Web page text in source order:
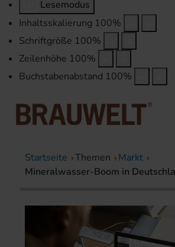
Lesemodus
Inhaltsskalierung 100%
Schriftgröße 100%
Zeilenhöhe 100%
Buchstabenabstand 100%
Startseite Themen
Markt
Mineralwasser-Boom in